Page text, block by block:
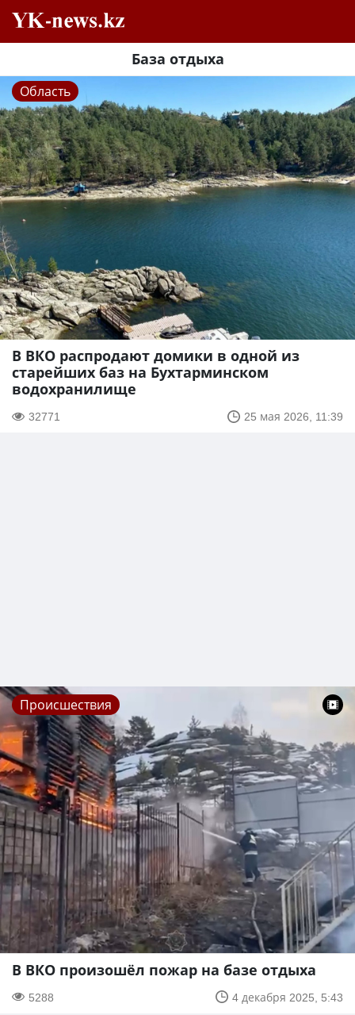
База отдыха
Область
В ВКО распродают домики в одной из
старейших баз на Бухтарминском
водохранилище
32771 25 мая 2026, 11:39
Происшествия
В ВКО произошёл пожар на базе отдыха
5288 4 декабря 2025, 5:43